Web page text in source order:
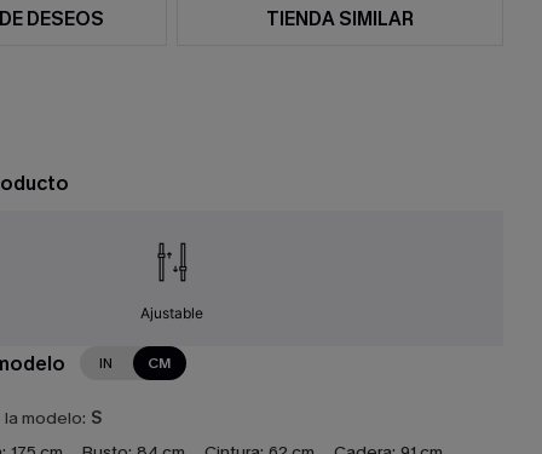
DESEOS TIENDA SIMILAR
Ajustable
IN CM
modelo: S